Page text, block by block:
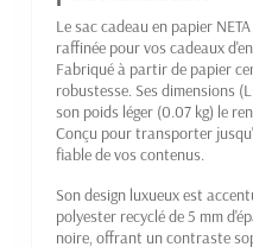
Le sac cadeau en papier
raffinée pour vos cadeaux
Fabriqué à partir de papier
robustesse. Ses dimensions
son poids léger (0.07 kg) le
Conçu pour transporter
fiable de vos contenus.
Son design luxueux est
polyester recyclé de 5 mm
noire, offrant un contraste